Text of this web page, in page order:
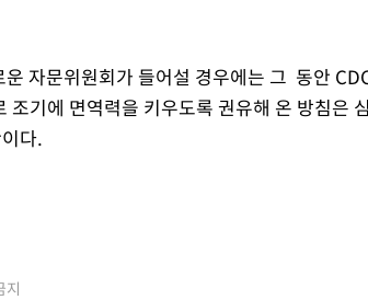
자문위원회가 들어설 경우에는 그 동안
기에 면역력을 키우도록 권유해 온 방침은
다.
지